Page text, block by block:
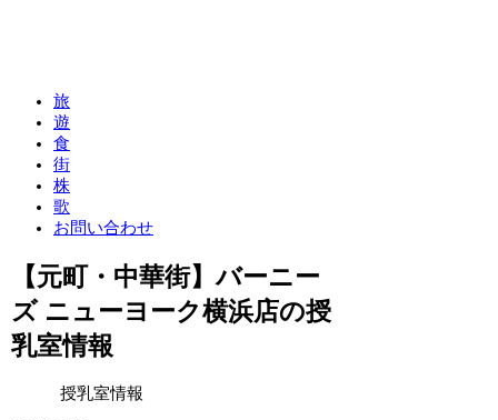
旅
遊
食
街
株
歌
お問い合わせ
【元町・中華街】バーニー
ズ ニューヨーク横浜店の授
乳室情報
授乳室情報